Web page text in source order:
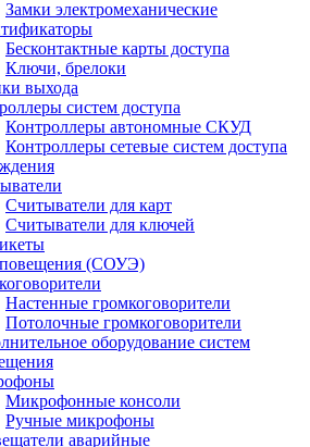
Замки электромеханические
Бесконтактные карты доступа
Ключи, брелоки
выхода
систем доступа
Контроллеры автономные СКУД
Контроллеры сетевые систем доступа
Считыватели для карт
Считыватели для ключей
(СОУЭ)
Настенные громкоговорители
Потолочные громкоговорители
оборудование систем
Микрофонные консоли
Ручные микрофоны
аварийные